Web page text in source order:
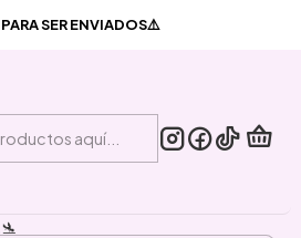
SER ENVIADOS⚠️
Horizontal +
PLAZO DE ENTREGA 🛬